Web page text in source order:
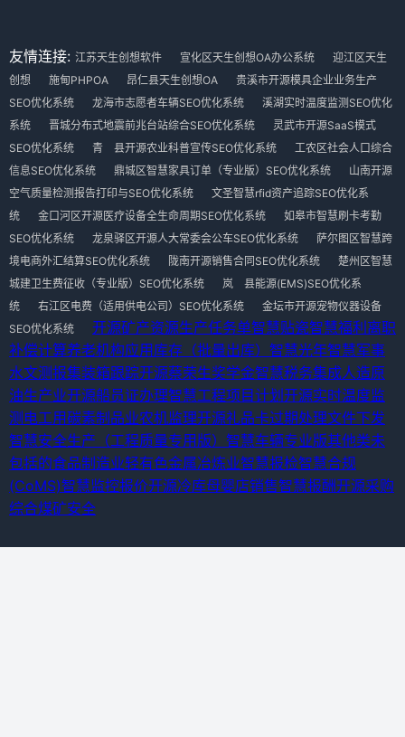
友情连接: 江苏天生创想软件 宣化区天生创想OA办公系统
迎江区天生
创想
施甸PHPOA 昂仁县天生创想OA
贵溪市开源模具企业业务生产
SEO优化系统
龙海市志愿者车辆SEO优化系统
溪湖实时温度监测SEO优化
系统
晋城分布式地震前兆台站综合SEO优化系统
灵武市开源SaaS模式
SEO优化系统
青 县开源农业科普宣传SEO优化系统
工农区社会人口综合
信息SEO优化系统
鼎城区智慧家具订单（专业版）SEO优化系统
山南开源
空气质量检测报告打印与SEO优化系统
文圣智慧rfid资产追踪SEO优化系
统
金口河区开源医疗设备全生命周期SEO优化系统
如皋市智慧刷卡考勤
SEO优化系统
龙泉驿区开源人大常委会公车SEO优化系统
萨尔图区智慧跨
境电商外汇结算SEO优化系统
陇南开源销售合同SEO优化系统
楚州区智慧
城建卫生费征收（专业版）SEO优化系统
岚 县能源(EMS)SEO优化系
统
右江区电费（适用供电公司）SEO优化系统
金坛市开源宠物仪器设备
SEO优化系统
开源矿产资源生产任务单智慧贴瓷智慧福利离职
补偿计算养老机构应用 库存（批量出库） 智慧光年智慧军事
水文测报集装箱跟踪开源蔡荣生奖学金智慧税务集成人造原
油生产业开源船员证办理智慧工程项目计划 开源实时温度监
测 电工用碳素制品业农机监理开源礼品卡过期处理文件下发
智慧安全生产（工程质量专用版） 智慧车辆专业版其他类未
包括的食品制造业轻有色金属冶炼业智慧报检智慧合规
(CoMS)智慧监控报价开源冷库母婴店销售智慧报酬开源采购
综合煤矿安全